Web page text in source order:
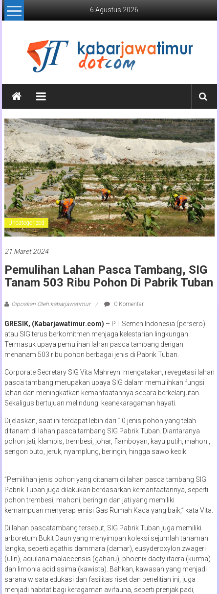
Lompat
ke
6 Agustus 2026
Kabar
Jawa
Timur
Media
Online
Jawa
Timur
Uncategorized
21 Maret 2024
Pemulihan Lahan Pasca Tambang, SIG
Tanam 503 Ribu Pohon Di Pabrik Tuban
Diposkan Oleh:kabarjawatimur 0 Komentar
GRESIK, (Kabarjawatimur.com) – PT Semen Indonesia (persero)
atau SIG terus berkomitmen menjaga kelestarian lingkungan.
Termasuk upaya pemulihan lahan pasca tambang dengan
menanam 503 ribu pohon berbagai jenis di Pabrik Tuban.
Corporate Secretary SIG Vita Mahreyni mengatakan, revegetasi lahan
pasca tambang merupakan upaya SIG dalam memulihkan fungsi
lahan dan meningkatkan kemanfaatannya secara berkelanjutan.
Sekaligus bertujuan melindungi keanekaragaman hayati.
Dijelaskan, saat ini terdapat lebih dari 10 jenis pohon yang telah
ditanam di lahan pasca tambang SIG Pabrik Tuban. Diantaranya
pohon jati, klampis, trembesi, johar, flamboyan, kayu putih, mahoni,
sengon buto, jeruk, nyamplung, beringin, hingga sawo kecik.
”Pemilihan jenis pohon yang ditanam di lahan pasca tambang SIG
Pabrik Tuban juga dilakukan berdasarkan kemanfaatannya, seperti
pohon trembesi, mahoni, beringin dan jati yang memiliki
kemampuan menyerap emisi Gas Rumah Kaca yang baik,” kata Vita.
Di lahan pascatambang tersebut, SIG Pabrik Tuban juga memiliki
arboretum Bukit Daun yang menyimpan koleksi sejumlah tanaman
langka, seperti agathis dammara (damar), eusyderoxylon zwageri
(ulin), aquilaria malaccensis (gaharu), phoenix dactylifaera (kurma)
dan limonia acidissima (kawista). Bahkan, kawasan yang menjadi
sarana wisata edukasi dan fasilitas riset dan penelitian ini, juga
menjadi habitat bagi keragaman avifauna, seperti prenjak padi,